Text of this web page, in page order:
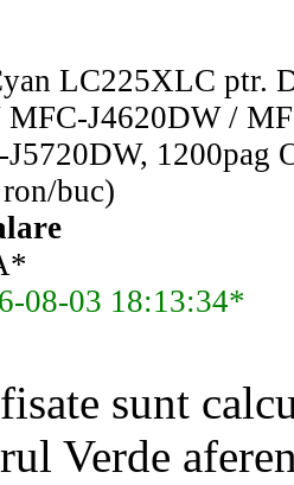
LC225XLC ptr.
J4620DW /
1200pag
buc)
08-03 18:13:34*
sunt
Verde